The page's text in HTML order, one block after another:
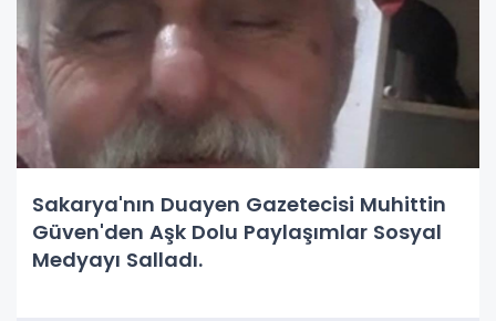
Sakarya'nın Duayen Gazetecisi Muhittin
Güven'den Aşk Dolu Paylaşımlar Sosyal
Medyayı Salladı.